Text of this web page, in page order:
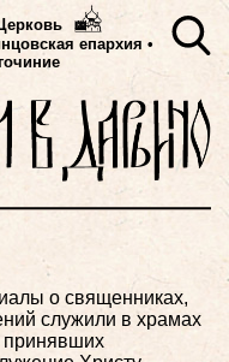
епархия •
о священниках,
служили в храмах
принявших